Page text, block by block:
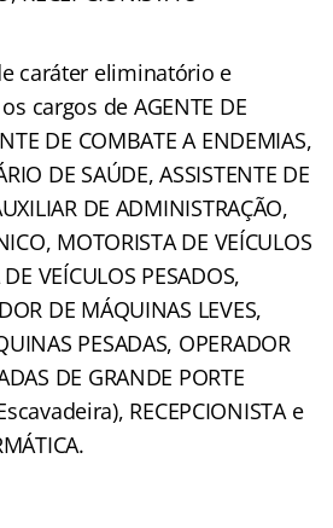
caráter eliminatório e
cargos de AGENTE DE
DE COMBATE A ENDEMIAS,
DE SAÚDE, ASSISTENTE DE
DE ADMINISTRAÇÃO,
MOTORISTA DE VEÍCULOS
VEÍCULOS PESADOS,
DE MÁQUINAS LEVES,
PESADAS, OPERADOR
DE GRANDE PORTE
RECEPCIONISTA e